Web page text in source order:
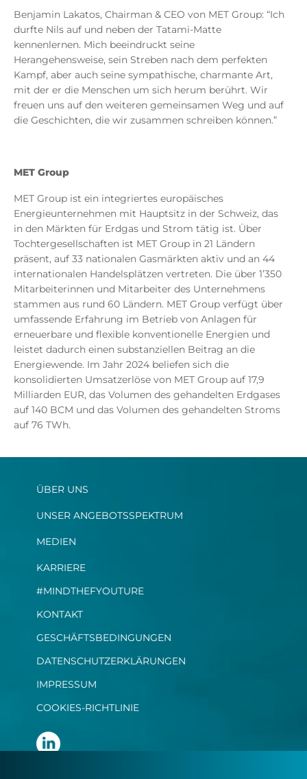
Benjamin Lakatos, Chairman & CEO von MET Group: “Ich
durfte Nils auf und neben der Tatami-Matte
kennenlernen. Mich beeindruckt seine
Herangehensweise, sein Streben nach dem perfekten
Kampf, aber auch seine sympathische, charmante Art,
mit der er die Menschen um sich herum berührt. Wir
freuen uns auf den weiteren gemeinsamen Weg und auf
die Geschichten, die wir zusammen schreiben können.”
MET Group
MET Group ist ein integriertes europäisches
Energieunternehmen mit Hauptsitz in der Schweiz, das
in den Märkten für Erdgas und Strom tätig ist. Über
Tochtergesellschaften ist MET Group in 21 Ländern
präsent, auf 33 nationalen Gasmärkten aktiv und an 44
internationalen Handelsplätzen vertreten. Die über 1’350
Mitarbeiterinnen und Mitarbeiter des Unternehmens
stammen aus rund 60 Ländern. MET Group verfügt über
umfassende Erfahrung im Betrieb von Anlagen für
erneuerbare und flexible konventionelle Energien und
leistet dadurch einen substanziellen Beitrag an die
Energiewende. Im Jahr 2024 beliefen sich die
konsolidierten Umsatzerlöse von MET Group auf 17,9
Milliarden EUR, das Volumen des gehandelten Erdgases
auf 140 BCM und das Volumen des gehandelten Stroms
auf 76 TWh.
ÜBER UNS
UNSER ANGEBOTSSPEKTRUM
MEDIEN
KARRIERE
#MINDTHEFYOUTURE
KONTAKT
GESCHÄFTSBEDINGUNGEN
DATENSCHUTZERKLÄRUNGEN
IMPRESSUM
COOKIES-RICHTLINIE